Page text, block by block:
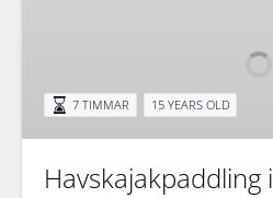
7 TIMMAR 15 YEARS OLD
Havskajakpaddling